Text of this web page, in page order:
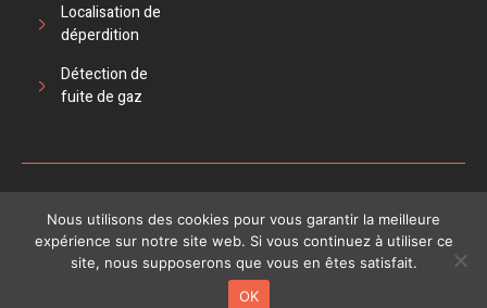
Localisation de
déperdition
Détection de
fuite de gaz
2026All
CGU
CGV
Plan du site
Réalisé avec par
Nous utilisons des cookies pour vous garantir la meilleure
expérience sur notre site web. Si vous continuez à utiliser ce
site, nous supposerons que vous en êtes satisfait.
OK